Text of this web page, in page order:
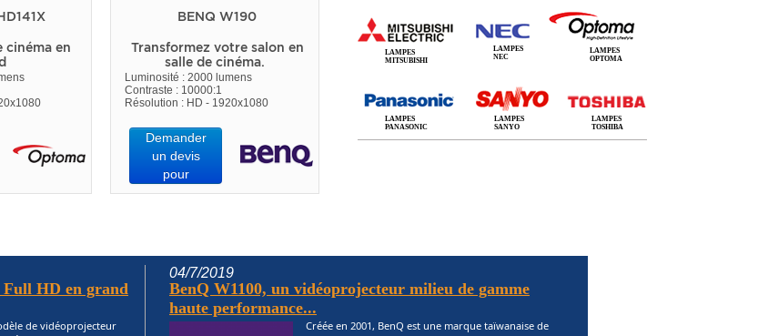
LAMPES
MITSUBISHI
LAMPES
NEC
LAMPES
OPTOMA
LAMPES
PANASONIC
LAMPES
SANYO
LAMPES
TOSHIBA
cinéma en
BENQ W190
Transformez votre salon en
salle de cinéma.
Luminosité : 2000 lumens
Contraste : 10000:1
Résolution : HD - 1920x1080
Demander
un devis
pour
Full HD en grand
de vidéoprojecteur
04/7/2019
BenQ W1100, un vidéoprojecteur milieu de gamme
haute performance...
Créée en 2001, BenQ est une marque taïwanaise de